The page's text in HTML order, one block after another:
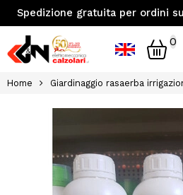
Spedizione gratuita per ordini
0
Home Giardinaggio rasaerba